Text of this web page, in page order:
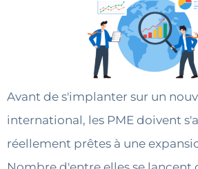
Avant de s'implanter sur un
international, les PME doivent
réellement prêtes à une